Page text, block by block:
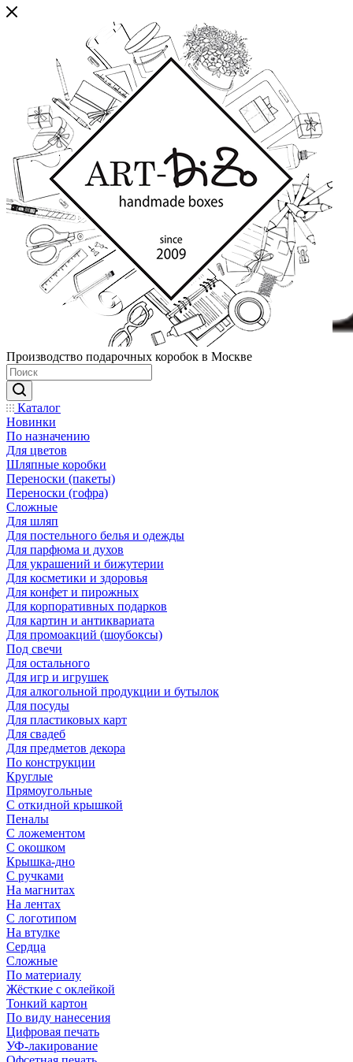
Производство подарочных коробок в Москве
Каталог
Новинки
По назначению
Для цветов
Шляпные коробки
Переноски (пакеты)
Переноски (гофра)
Сложные
Для шляп
Для постельного белья и одежды
Для парфюма и духов
Для украшений и бижутерии
Для косметики и здоровья
Для конфет и пирожных
Для корпоративных подарков
Для картин и антиквариата
Для промоакций (шоубоксы)
Под свечи
Для остального
Для игр и игрушек
Для алкогольной продукции и бутылок
Для посуды
Для пластиковых карт
Для свадеб
Для предметов декора
По конструкции
Круглые
Прямоугольные
С откидной крышкой
Пеналы
С ложементом
С окошком
Крышка-дно
С ручками
На магнитах
На лентах
С логотипом
На втулке
Сердца
Сложные
По материалу
Жёсткие с оклейкой
Тонкий картон
По виду нанесения
Цифровая печать
УФ-лакирование